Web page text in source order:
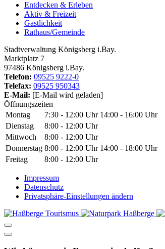
Entdecken & Erleben
Aktiv & Freizeit
Gastlichkeit
Rathaus/Gemeinde
Stadtverwaltung Königsberg i.Bay.
Marktplatz 7
97486 Königsberg i.Bay.
Telefon: 09525 9222-0
Telefax: 09525 950343
E-Mail: [E-Mail wird geladen]
Öffnungszeiten
Montag
7:30 - 12:00 Uhr 14:00 - 16:00 Uhr
Dienstag
8:00 - 12:00 Uhr
Mittwoch
8:00 - 12:00 Uhr
Donnerstag 8:00 - 12:00 Uhr 14:00 - 18:00 Uhr
Freitag
8:00 - 12:00 Uhr
Impressum
Datenschutz
Privatsphäre-Einstellungen ändern